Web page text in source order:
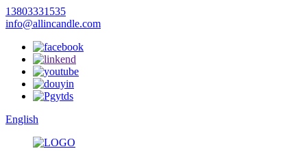
13803331535
info@allincandle.com
English